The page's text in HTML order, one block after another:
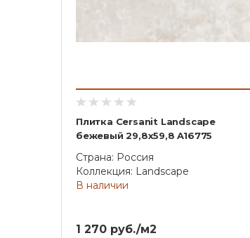
Плитка Cersanit Landscape
бежевый 29,8x59,8 A16775
Страна: Россия
Коллекция: Landscape
В наличии
1 270 руб./м2